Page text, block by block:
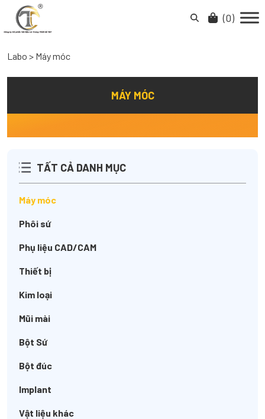
content
(0)
Labo > Máy móc
MÁY MÓC
TẤT CẢ DANH MỤC
Máy móc
Phôi sứ
Phụ liệu CAD/CAM
Thiết bị
Kim loại
Mũi mài
Bột Sứ
Bột đúc
Implant
Vật liệu khác